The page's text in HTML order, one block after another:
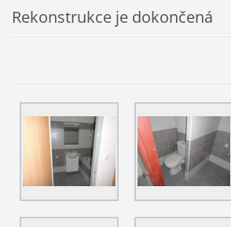
Rekonstrukce je dokončená